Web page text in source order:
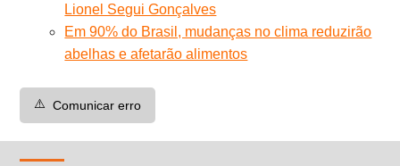
Lionel Segui Gonçalves
Em 90% do Brasil, mudanças no clima reduzirão
abelhas e afetarão alimentos
⚠️ Comunicar erro